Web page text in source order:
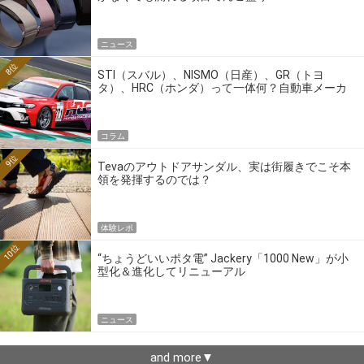
ニュース
STI（スバル）、NISMO（日産）、GR（トヨ
タ）、HRC（ホンダ）って一体何？自動車メーカ
8位
コラム
Tevaのアウトドアサンダル、実は街履きでこそ本
領を発揮するのでは？
9位
体験レポ
“ちょうどいいポタ電” Jackery「1000 New」が小
型化＆進化してリニューアル
10位
ニュース
and more▼